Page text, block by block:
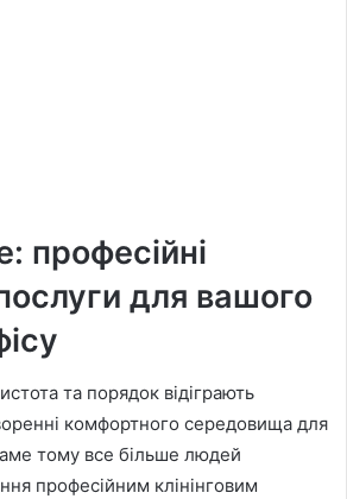
професійні
послуги для вашого
та порядок відіграють
комфортного середовища для
тому все більше людей
професійним клінінговим